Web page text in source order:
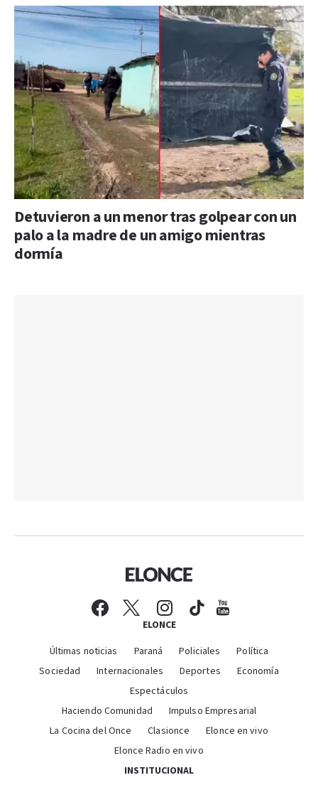
Detuvieron a un menor tras golpear con un
palo a la madre de un amigo mientras
dormía
ELONCE
Últimas noticias Paraná Policiales
Política
Sociedad
Internacionales Deportes
Economía
Espectáculos
Haciendo Comunidad
Impulso Empresarial
La Cocina del Once
Clasionce
Elonce en vivo
Elonce Radio en vivo
INSTITUCIONAL